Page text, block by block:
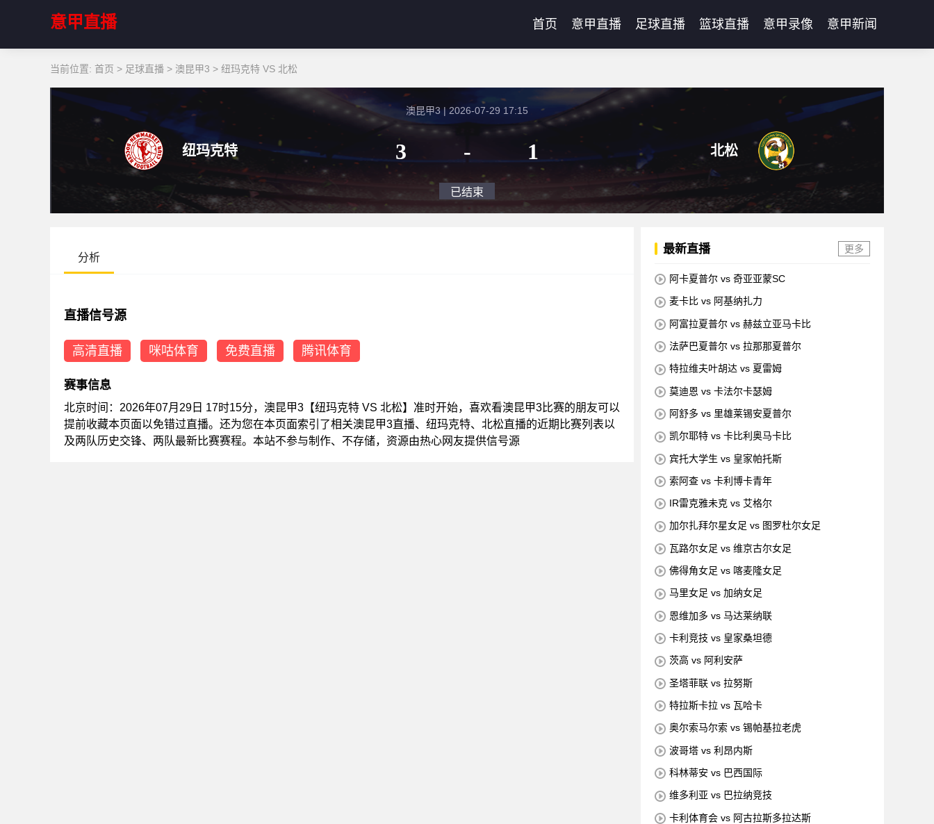
意甲直播 首页 意甲直播 足球直播 篮球直播 意甲录像 意甲新闻
当前位置: 首页 > 足球直播 > 澳昆甲3 > 纽玛克特 VS 北松
纽玛克特
澳昆甲3 | 2026-07-29 17:15
3 - 1
已结束
北松
分析
直播信号源
高清直播 咪咕体育 免费直播 腾讯体育
赛事信息
北京时间：2026年07月29日 17时15分，澳昆甲3【纽玛克特 VS 北松】准时开始，喜欢看澳昆甲3比赛的朋友可以
提前收藏本页面以免错过直播。还为您在本页面索引了相关澳昆甲3直播、纽玛克特、北松直播的近期比赛列表以
及两队历史交锋、两队最新比赛赛程。本站不参与制作、不存储，资源由热心网友提供信号源
最新直播 更多
阿卡夏普尔 vs 奇亚亚蒙SC
麦卡比 vs 阿基纳扎力
阿富拉夏普尔 vs 赫兹立亚马卡比
法萨巴夏普尔 vs 拉那那夏普尔
特拉维夫叶胡达 vs 夏雷姆
莫迪恩 vs 卡法尔卡瑟姆
阿舒多 vs 里雄莱锡安夏普尔
凯尔耶特 vs 卡比利奥马卡比
宾托大学生 vs 皇家帕托斯
索阿查 vs 卡利博卡青年
IR雷克雅未克 vs 艾格尔
加尔扎拜尔星女足 vs 图罗杜尔女足
瓦路尔女足 vs 维京古尔女足
佛得角女足 vs 喀麦隆女足
马里女足 vs 加纳女足
恩维加多 vs 马达莱纳联
卡利竞技 vs 皇家桑坦德
茨高 vs 阿利安萨
圣塔菲联 vs 拉努斯
特拉斯卡拉 vs 瓦哈卡
奥尔索马尔索 vs 锡帕基拉老虎
波哥塔 vs 利昂内斯
科林蒂安 vs 巴西国际
维多利亚 vs 巴拉纳竞技
卡利体育会 vs 阿古拉斯多拉达斯